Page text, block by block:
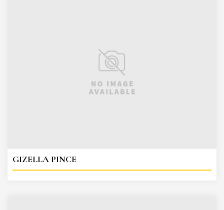
GIZELLA PINCE